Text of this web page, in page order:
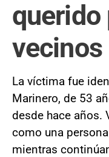
querido
vecinos
La víctima fue
Marinero, de 53
desde hace años.
como una
mientras